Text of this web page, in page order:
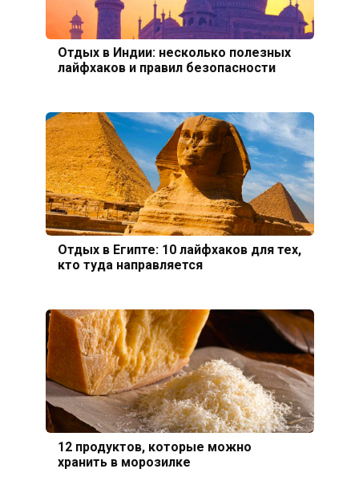
Отдых в Индии: несколько полезных
лайфхаков и правил безопасности
Отдых в Египте: 10 лайфхаков для тех,
кто туда направляется
12 продуктов, которые можно
хранить в морозилке